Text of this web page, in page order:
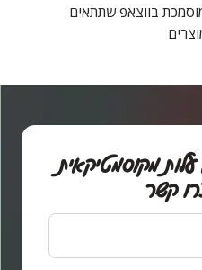
בווצאפ שתתאים
מקוסמטיקאית
קשר